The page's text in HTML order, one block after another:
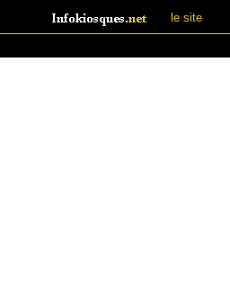
le site